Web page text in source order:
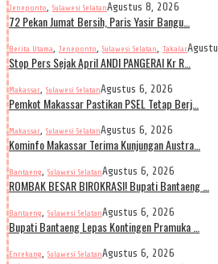
Jeneponto, Sulawesi SelatanAgustus 8, 2026
72 Pekan Jumat Bersih, Paris Yasir Bangu…
Berita Utama, Jeneponto, Sulawesi Selatan, Takalar
Stop Pers Sejak April ANDI PANGERAI Kr R…
Makassar, Sulawesi SelatanAgustus 6, 2026
Pemkot Makassar Pastikan PSEL Tetap Berj…
Makassar, Sulawesi SelatanAgustus 6, 2026
Kominfo Makassar Terima Kunjungan Austra…
Bantaeng, Sulawesi SelatanAgustus 6, 2026
ROMBAK BESAR BIROKRASI! Bupati Bantaeng …
Bantaeng, Sulawesi SelatanAgustus 6, 2026
Bupati Bantaeng Lepas Kontingen Pramuka …
Enrekang, Sulawesi SelatanAgustus 6, 2026